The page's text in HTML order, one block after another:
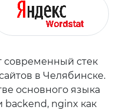
современный стек
в Челябинске.
основного языка
backend, nginx как